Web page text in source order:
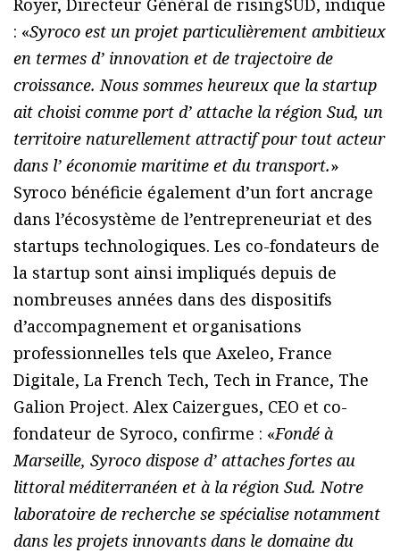
Royer, Directeur Général de risingSUD, indique
: «Syroco est un projet particulièrement ambitieux
en termes d’ innovation et de trajectoire de
croissance. Nous sommes heureux que la startup
ait choisi comme port d’ attache la région Sud, un
territoire naturellement attractif pour tout acteur
dans l’ économie maritime et du transport.»
Syroco bénéficie également d’un fort ancrage
dans l’écosystème de l’entrepreneuriat et des
startups technologiques. Les co-fondateurs de
la startup sont ainsi impliqués depuis de
nombreuses années dans des dispositifs
d’accompagnement et organisations
professionnelles tels que Axeleo, France
Digitale, La French Tech, Tech in France, The
Galion Project. Alex Caizergues, CEO et co-
fondateur de Syroco, confirme : «Fondé à
Marseille, Syroco dispose d’ attaches fortes au
littoral méditerranéen et à la région Sud. Notre
laboratoire de recherche se spécialise notamment
dans les projets innovants dans le domaine du